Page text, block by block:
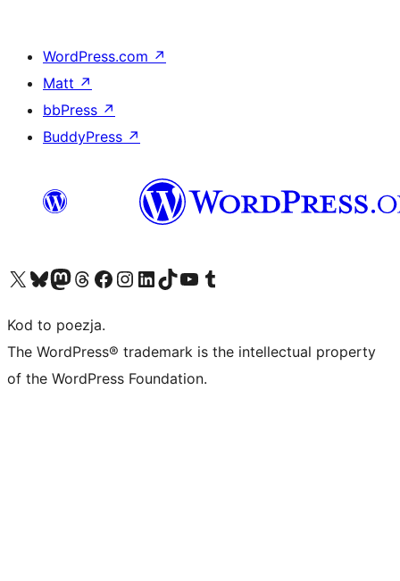
WordPress.com ↗
Matt ↗
bbPress ↗
BuddyPress ↗
Odwiedź nasze konto X (dawniej Twitter)
Odwiedź nasze konto Bluesky
Odwiedź nasze konto na Mastodoncie
Odwiedź naszego Threadsa
Odwiedź naszego Facebooka
Odwiedź nasze konto na Instagramie
Odwiedź nasze konto na LinkedIn
Odwiedź naszego TikToka
Odwiedź nasz kanał YouTube
Odwiedź naszego Tumblra
Kod to poezja.
The WordPress® trademark is the intellectual property
of the WordPress Foundation.